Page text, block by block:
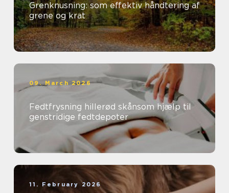
Grenknusning: som effektiv håndtering af
grene og krat
09. March 2026
Fedtfrysning hillerød skånsom hjælp til
genstridige fedtdepoter
11. February 2026